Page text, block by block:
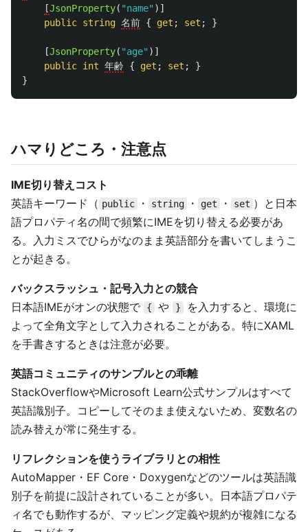
[JsonProperty( "name" )]
public string 名前 { get ; set ; }
[JsonProperty( "age" )]
public int 年齢 { get ; set ;
}
}
ハマりどころ・注意点
IME切り替えコスト
英語キーワード（ public ・ string ・ get ・ set ）と日本
語プロパティ名の間で頻繁にIMEを切り替える必要があ
る。入力ミスでひらがなのまま英語部分を書いてしまうこ
とが起きる。
バックスラッシュ・記号入力との競合
日本語IMEがオンの状態で
{ や }
を入力すると、環境に
よって全角文字として入力されることがある。特にXAML
を手書きするときは注意が必要。
英語コミュニティのサンプルとの乖離
StackOverflowやMicrosoft Learn公式サンプルはすべて
英語識別子。コピーしてそのまま使えないため、変数名の
読み替えが常に発生する。
リフレクションを使うライブラリとの相性
AutoMapper・EF Core・Doxygenなどのツールは英語識
別子を前提に設計されていることが多い。日本語プロパテ
ィ名でも動作するが、マッピング定義や規約が複雑になる